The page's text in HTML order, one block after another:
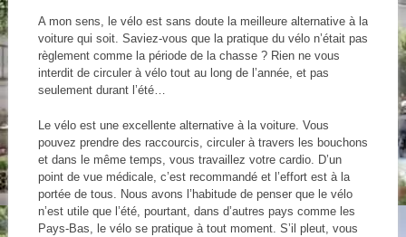
A mon sens, le vélo est sans doute la meilleure alternative à la
voiture qui soit. Saviez-vous que la pratique du vélo n’était pas
règlement comme la période de la chasse ? Rien ne vous
interdit de circuler à vélo tout au long de l’année, et pas
seulement durant l’été…
Le vélo est une excellente alternative à la voiture. Vous
pouvez prendre des raccourcis, circuler à travers les bouchons
et dans le même temps, vous travaillez votre cardio. D’un
point de vue médicale, c’est recommandé et l’effort est à la
portée de tous. Nous avons l’habitude de penser que le vélo
n’est utile que l’été, pourtant, dans d’autres pays comme les
Pays-Bas, le vélo se pratique à tout moment. S’il pleut, vous